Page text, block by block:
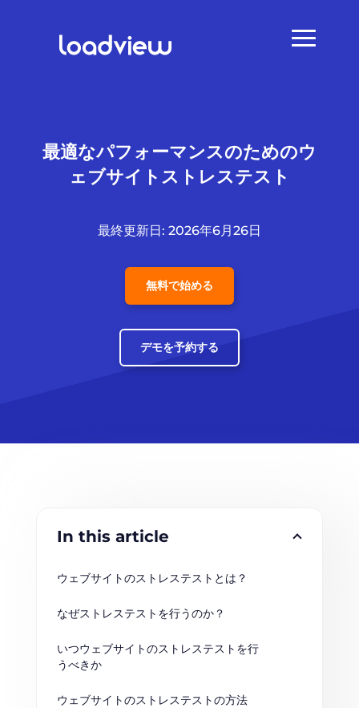
最適なパフォーマンスのためのウ
ェブサイトストレステスト
最終更新日: 2026年6月26日
無料で始める
デモを予約する
In this article
ウェブサイトのストレステストとは？
なぜストレステストを行うのか？
いつウェブサイトのストレステストを行
うべきか
ウェブサイトのストレステストの方法